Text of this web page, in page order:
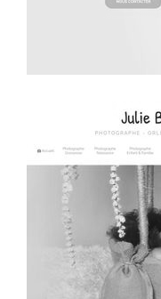
~432€/mois économisés